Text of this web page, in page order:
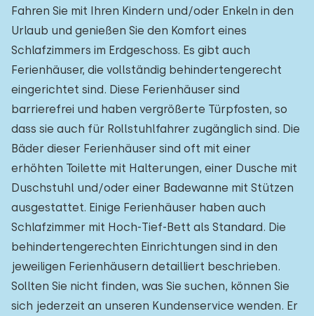
Fahren Sie mit Ihren Kindern und/oder Enkeln in den
Urlaub und genießen Sie den Komfort eines
Schlafzimmers im Erdgeschoss. Es gibt auch
Ferienhäuser, die vollständig behindertengerecht
eingerichtet sind. Diese Ferienhäuser sind
barrierefrei und haben vergrößerte Türpfosten, so
dass sie auch für Rollstuhlfahrer zugänglich sind. Die
Bäder dieser Ferienhäuser sind oft mit einer
erhöhten Toilette mit Halterungen, einer Dusche mit
Duschstuhl und/oder einer Badewanne mit Stützen
ausgestattet. Einige Ferienhäuser haben auch
Schlafzimmer mit Hoch-Tief-Bett als Standard. Die
behindertengerechten Einrichtungen sind in den
jeweiligen Ferienhäusern detailliert beschrieben.
Sollten Sie nicht finden, was Sie suchen, können Sie
sich jederzeit an unseren Kundenservice wenden. Er